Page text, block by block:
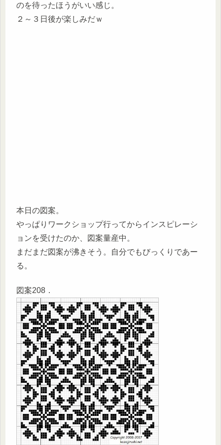
のを待ったほうがいい感じ。
２～３日後が楽しみだｗ
本日の図案。
やっぱりワークショップ行ってからインスピレーシ
ョンを受けたのか、図案量産中。
まだまだ図案が沸きそう。自分でもびっくりであー
る。
図案208．